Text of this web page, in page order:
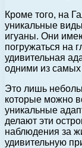
Кроме того, на
уникальные
игуаны. Они
погружаться на
удивительная
одними из самых
Это лишь
которые можно
уникальные
делают эти
наблюдения за
удивительную